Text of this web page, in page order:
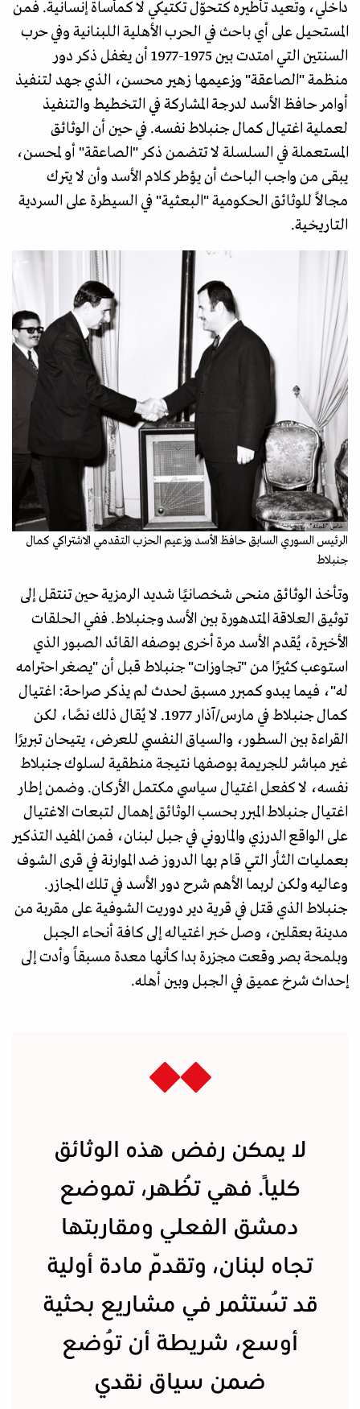
داخلي، وتُعيد تأطيره كتحوّل تكتيكي لا كمأساة إنسانية. فمن
المستحيل على أي باحث في الحرب الأهلية اللبنانية وفي حرب
السنتين التي امتدت بين 1975-1977 أن يغفل ذكر دور
منظمة "الصاعقة" وزعيمها زهير محسن، الذي جهد لتنفيذ
أوامر حافظ الأسد لدرجة المشاركة في التخطيط والتنفيذ
لعملية اغتيال كمال جنبلاط نفسه. في حين أن الوثائق
المستعملة في السلسلة لا تتضمن ذكر "الصاعقة" أو لمحسن،
يبقى من واجب الباحث أن يؤطر كلام الأسد وأن لا يترك
مجالاً للوثائق الحكومية "البعثية" في السيطرة على السردية
التاريخية.
خاص "المجلة"
الرئيس السوري السابق حافظ الأسد وزعيم الحزب التقدمي الاشتراكي كمال
جنبلاط
وتأخذ الوثائق منحى شخصانيًا شديد الرمزية حين تنتقل إلى
توثيق العلاقة المتدهورة بين الأسد وجنبلاط. ففي الحلقات
الأخيرة، يُقدم الأسد مرة أخرى بوصفه القائد الصبور الذي
استوعب كثيرًا من "تجاوزات" جنبلاط قبل أن "يصغر احترامه
له"، فيما يبدو كمبرر مسبق لحدث لم يذكر صراحة: اغتيال
كمال جنبلاط في مارس/آذار 1977. لا يُقال ذلك نصًا، لكن
القراءة بين السطور، والسياق النفسي للعرض، يتيحان تبريرًا
غير مباشر للجريمة بوصفها نتيجة منطقية لسلوك جنبلاط
نفسه، لا كفعل اغتيال سياسي مكتمل الأركان. وضمن إطار
اغتيال جنبلاط المبرر بحسب الوثائق إهمال لتبعات الاغتيال
على الواقع الدرزي والماروني في جبل لبنان، فمن المفيد التذكير
بعمليات الثأر التي قام بها الدروز ضد الموارنة في قرى الشوف
وعاليه ولكن لربما الأهم شرح دور الأسد في تلك المجازر.
جنبلاط الذي قتل في قرية دير دوريت الشوفية على مقربة من
مدينة بعقلين، وصل خبر اغتياله إلى كافة أنحاء الجبل
وبلمحة بصر وقعت مجزرة بدا كأنها معدة مسبقاً وأدت إلى
إحداث شرخ عميق في الجبل وبين أهله.
لا يمكن رفض هذه الوثائق
كليًا. فهي تُظهر، تموضع
دمشق الفعلي ومقاربتها
تجاه لبنان، وتقدّم مادة أولية
قد تُستثمر في مشاريع بحثية
أوسع، شريطة أن تُوضع
ضمن سياق نقدي